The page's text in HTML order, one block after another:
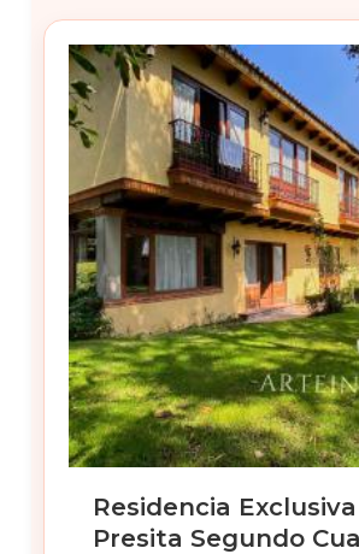
Residencia
Presita Segundo